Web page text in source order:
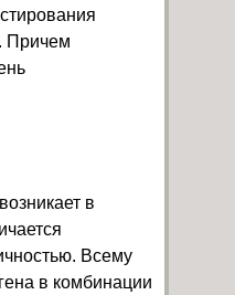
Причем
в
Всему
в комбинации